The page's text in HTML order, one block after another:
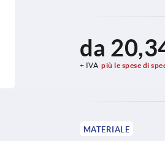
da
+ IVA più le spese di
MATERIALE